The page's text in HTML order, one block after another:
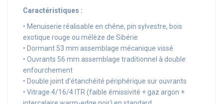
Caractéristiques :
• Menuiserie réalisable en chêne, pin sylvestre, bois
exotique rouge ou mélèze de Sibérie
• Dormant 53 mm assemblage mécanique vissé
• Ouvrants 56 mm assemblage traditionnel à double
enfourchement
• Double joint d'étanchéité périphérique sur ouvrants
• Vitrage 4/16/4 ITR (faible émissivité + gaz argon +